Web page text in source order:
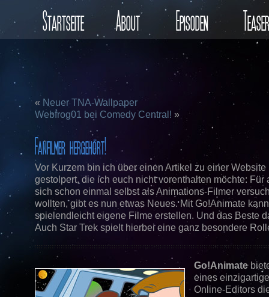
Startseite About Episoden Teaser
« Neuer TNA-Wallpaper
Webfrog01 bei Comedy Central! »
Fanfilmer hergehört!
Vor Kurzem bin ich über einen Artikel zu einer Website
gestolpert, die ich euch nicht vorenthalten möchte: Für
sich schon einmal selbst als Animations-Filmer
wollten, gibt es nun etwas Neues. Mit Go!Animate
spielendleicht eigene Filme erstellen. Und das Beste
Auch Star Trek spielt hierbei eine ganz besondere
Go!Animate
eines
Online-Editors